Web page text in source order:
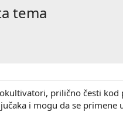
tema
prilično česti
i mogu da se primene